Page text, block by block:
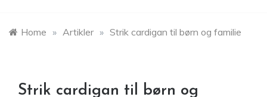
Home » Artikler » Strik cardigan til børn og familie
Strik cardigan til børn og